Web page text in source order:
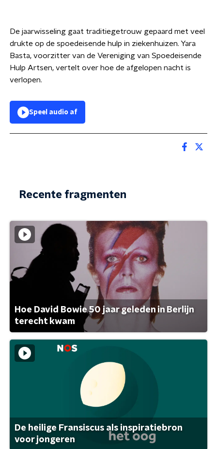
De jaarwisseling gaat traditiegetrouw gepaard met veel
drukte op de spoedeisende hulp in ziekenhuizen. Yara
Basta, voorzitter van de Vereniging van Spoedeisende
Hulp Artsen, vertelt over hoe de afgelopen nacht is
verlopen.
Speel audio af
Recente fragmenten
Hoe David Bowie 50 jaar geleden in Berlijn
terecht kwam
De heilige Fransiscus als inspiratiebron
voor jongeren